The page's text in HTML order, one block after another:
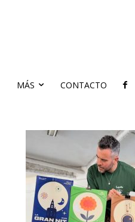
MÁS CONTACTO